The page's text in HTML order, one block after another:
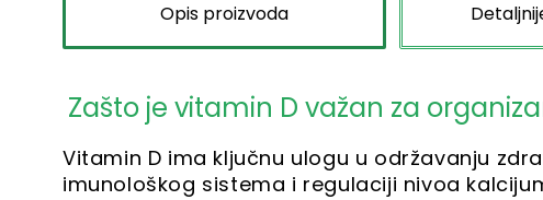
Opis proizvoda
Zašto je vitamin D važan za
Vitamin D ima ključnu ulogu u održavanju
imunološkog sistema i regulaciji nivoa